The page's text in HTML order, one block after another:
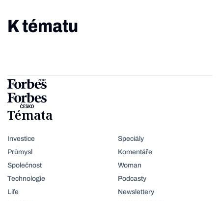
K tématu
Témata
Investice
Průmysl
Společnost
Technologie
Life
Speciály
Komentáře
Woman
Podcasty
Newslettery